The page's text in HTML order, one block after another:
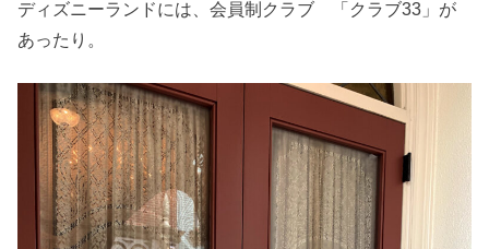
ディズニーランドには、会員制クラブ 「クラブ33」が
あったり。